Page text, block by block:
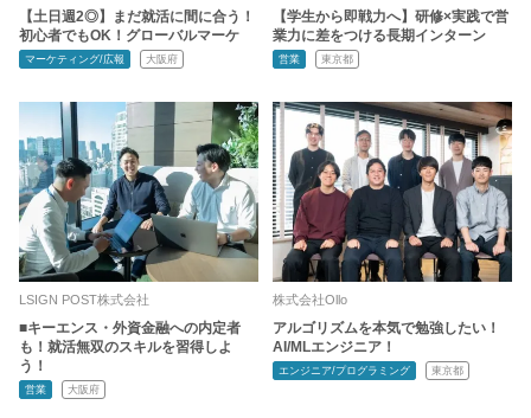
【土日週2◎】まだ就活に間に合う！
初心者でもOK！グローバルマーケ
マーケティング/広報 大阪府
【学生から即戦力へ】研修×実践で営
業力に差をつける長期インターン
営業 東京都
LSIGN POST株式会社
■キーエンス・外資金融への内定者
も！就活無双のスキルを習得しよ
う！
営業 大阪府
株式会社Ollo
アルゴリズムを本気で勉強したい！
AI/MLエンジニア！
エンジニア/プログラミング 東京都